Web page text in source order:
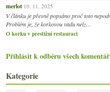
merlot 10. 11. 2025
V článku je přesně popsáno proč toto
Problém je, že korkovou vadu nelz…
O korku v prestižní restauraci
Přihlásit k odběru všech
Kategorie